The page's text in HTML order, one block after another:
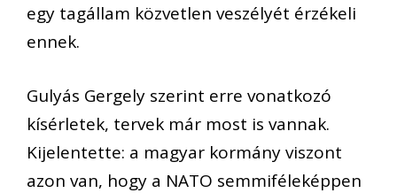
egy tagállam közvetlen veszélyét érzékeli
ennek.
Gulyás Gergely szerint erre vonatkozó
kísérletek, tervek már most is vannak.
Kijelentette: a magyar kormány viszont
azon van, hogy a NATO semmiféleképpen